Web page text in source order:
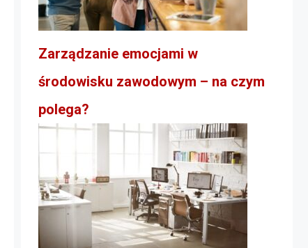
Zarządzanie emocjami w
środowisku zawodowym – na czym
polega?